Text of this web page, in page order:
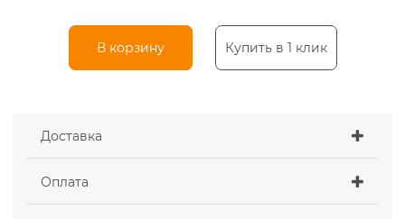
В корзину Купить в 1 клик
Доставка
Оплата